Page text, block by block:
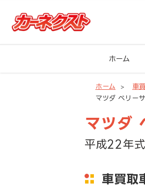
ホーム
ホーム 車
マツダ ベリー
マツダ
平成22年
車買取